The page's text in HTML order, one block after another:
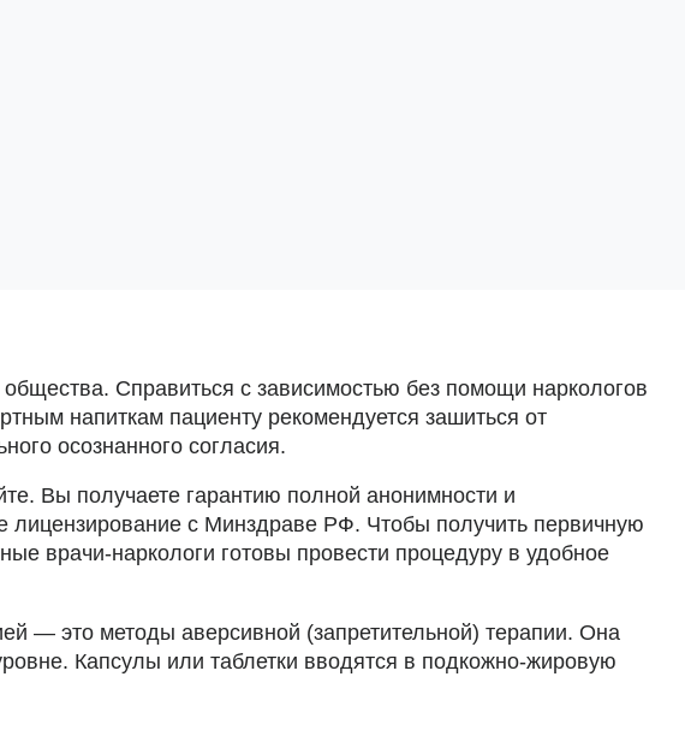
Справиться с зависимостью без помощи наркологов
напиткам пациенту рекомендуется зашиться от
осознанного согласия.
Вы получаете гарантию полной анонимности и
с Минздраве РФ. Чтобы получить первичную
врачи-наркологи готовы провести процедуру в удобное
— это методы аверсивной (запретительной) терапии. Она
Капсулы или таблетки вводятся в подкожно-жировую